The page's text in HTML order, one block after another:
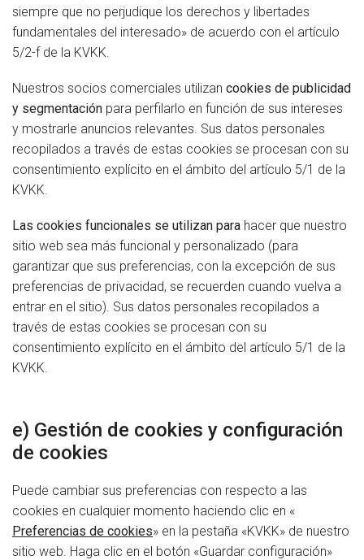
siempre que no perjudique los derechos y libertades
fundamentales del interesado» de acuerdo con el artículo
5/2-f de la KVKK.
Nuestros socios comerciales utilizan cookies de publicidad
y segmentación para perfilarlo en función de sus intereses
y mostrarle anuncios relevantes. Sus datos personales
recopilados a través de estas cookies se procesan con su
consentimiento explícito en el ámbito del artículo 5/1 de la
KVKK.
Las cookies funcionales se utilizan para hacer que nuestro
sitio web sea más funcional y personalizado (para
garantizar que sus preferencias, con la excepción de sus
preferencias de privacidad, se recuerden cuando vuelva a
entrar en el sitio). Sus datos personales recopilados a
través de estas cookies se procesan con su
consentimiento explícito en el ámbito del artículo 5/1 de la
KVKK.
e) Gestión de cookies y configuración
de cookies
Puede cambiar sus preferencias con respecto a las
cookies en cualquier momento haciendo clic en «
Preferencias de cookies» en la pestaña «KVKK» de nuestro
sitio web. Haga clic en el botón «Guardar configuración»